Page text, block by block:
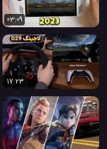
03:09
17:23